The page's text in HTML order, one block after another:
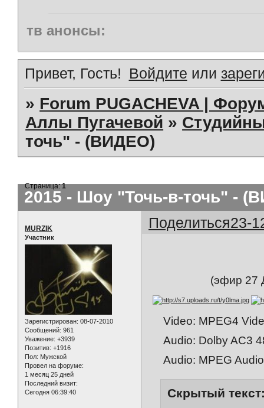
тв анонсы:
Привет, Гость! Войдите или
» Forum PUGACHEVA |
Аллы Пугачевой »
точь" - (ВИДЕО)
2015 - Шоу "Точь-в-точь" -
Страница:1
Поделиться23-
MURZIK
Участник
Зарегистрирован: 08-07-2010
Сообщений: 961
Уважение: +3939
Позитив: +1916
Пол: Мужской
Провел на форуме:
1 месяц 25 дней
Последний визит:
Сегодня 06:39:40
(эфир
Video: MPEG4
Audio: Dolby AC3
Audio: MPEG
Скрытый